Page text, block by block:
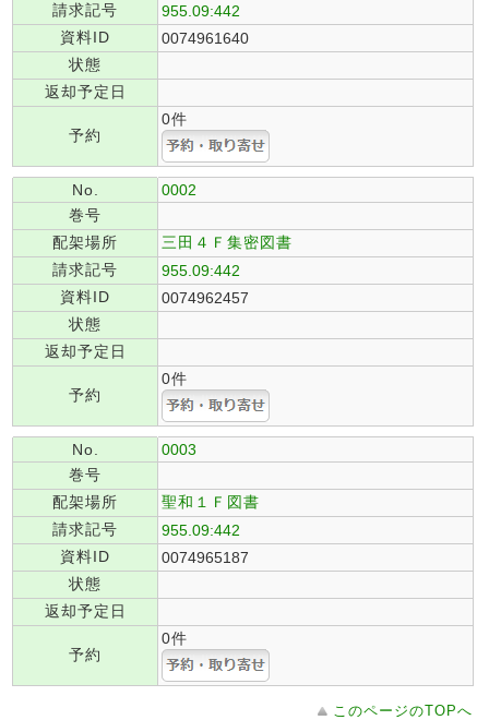
請求記号
955.09:442
資料ID
0074961640
状態
返却予定日
予約
0件
No.
0002
巻号
配架場所
三田４Ｆ集密図書
請求記号
955.09:442
資料ID
0074962457
状態
返却予定日
予約
0件
No.
0003
巻号
配架場所
聖和１Ｆ図書
請求記号
955.09:442
資料ID
0074965187
状態
返却予定日
予約
0件
このページのTOPへ